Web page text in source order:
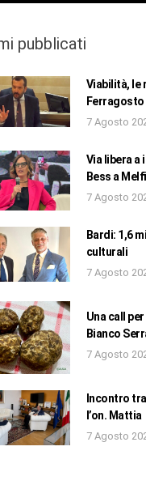
pubblicati
Viabilità, le
Ferragosto
7 Agosto
Via libera a
Bess a
7 Agosto
Bardi: 1,6
culturali
7 Agosto
Una call
Bianco
7 Agosto
Incontro
l’on. Mattia
7 Agosto